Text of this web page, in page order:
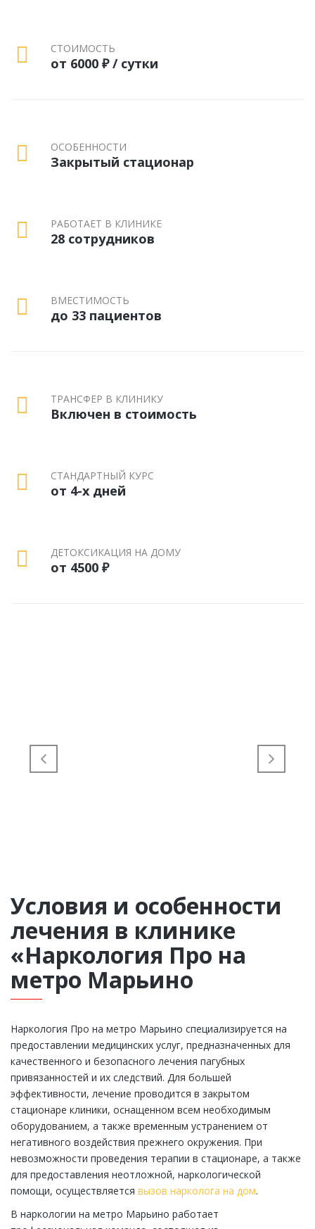
СТОИМОСТЬ
от 6000 ₽ / сутки
ОСОБЕННОСТИ
Закрытый стационар
РАБОТАЕТ В КЛИНИКЕ
28 сотрудников
ВМЕСТИМОСТЬ
до 33 пациентов
ТРАНСФЕР В КЛИНИКУ
Включен в стоимость
СТАНДАРТНЫЙ КУРС
от 4-х дней
ДЕТОКСИКАЦИЯ НА ДОМУ
от 4500 ₽
Условия и особенности
лечения в клинике
«Наркология Про на
метро Марьино
Наркология Про на метро Марьино специализируется на
предоставлении медицинских услуг, предназначенных для
качественного и безопасного лечения пагубных
привязанностей и их следствий. Для большей
эффективности, лечение проводится в закрытом
стационаре клиники, оснащенном всем необходимым
оборудованием, а также временным устранением от
негативного воздействия прежнего окружения. При
невозможности проведения терапии в стационаре, а также
для предоставления неотложной, наркологической
помощи, осуществляется вызов нарколога на дом.
В наркологии на метро Марьино работает